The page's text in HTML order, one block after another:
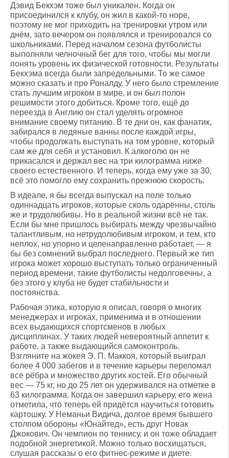
Дэвид Бекхэм тоже был уникален. Когда он
присоединился к клубу, он жил в какой-то норе,
поэтому не мог приходить на тренировки утром или
днём, зато вечером он появлялся и тренировался со
школьниками. Перед началом сезона футболисты
выполняли челночный бег для того, чтобы мы могли
понять уровень их физической готовности. Результаты
Бекхэма всегда были запредельными. То же самое
можно сказать и про Роналду. У него было стремление
стать лучшим игроком в мире, и он был полон
решимости этого добиться. Кроме того, ещё до
переезда в Англию он стал уделять огромное
внимание своему питанию. В те дни он, как фанатик,
забирался в ледяные ванны после каждой игры,
чтобы продолжать выступать на том уровне, который
сам же для себя и установил. К алкоголю он не
прикасался и держал вес на три килограмма ниже
своего естественного. И теперь, когда ему уже за 30,
всё это помогло ему сохранить прежнюю скорость.
В идеале, я бы всегда выпускал на поле только
одиннадцать игроков, которые сколь одарённы, столь
же и трудолюбивы. Но в реальной жизни всё не так.
Если бы мне пришлось выбирать между чрезвычайно
талантливым, но нетрудолюбивым игроком, и тем, кто
неплох, но упорно и целенаправленно работает, — я
бы без сомнений выбрал последнего. Первый же тип
игрока может хорошо выступать только ограниченный
период времени, такие футболисты недолговечны, а
без этого у клуба не будет стабильности и
постоянства.
Рабочая этика, которую я описал, говоря о многих
менеджерах и игроках, применима и в отношении
всех выдающихся спортсменов в любых
дисциплинах. У таких людей невероятный аппетит к
работе, а также выдающийся самоконтроль.
Взгляните на жокея Э. П. Маккоя, который выиграл
более 4 000 забегов и в течение карьеры переломал
все рёбра и множество других костей. Его обычный
вес — 75 кг, но до 25 лет он удерживался на отметке в
63 килограмма. Когда он завершил карьеру, его жена
отметила, что теперь ей придётся научиться готовить
картошку. У Неманьи Видича, долгое время бывшего
столпом обороны «Юнайтед», есть друг Новак
Джокович. Он чемпион по теннису, и он тоже обладает
подобной энергетикой. Можно только восхищаться,
слушая рассказы о его фитнес-режиме и диете.